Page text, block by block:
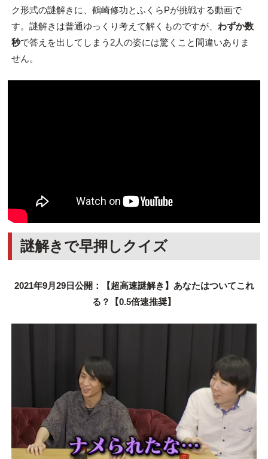
ク形式の謎解きに、鶴崎修功とふくらPが挑戦する動画で
す。謎解きは普通ゆっくり考えて解くものですが、 わずか数
秒で答えを出してしまう2人の姿には驚くこと間違いありま
せん。
謎解きで早押しクイズ
2021年9月29日公開：【超高速謎解き】あなたはついてこれ
る？【0.5倍速推奨】